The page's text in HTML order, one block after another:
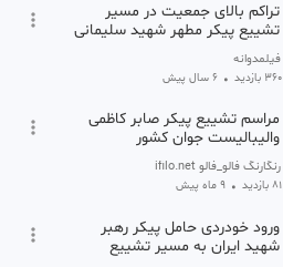
تراکم بالای جمعیت در مسیر
تشییع پیکر مطهر شهید سلیمانی
در مشهد
فیلمدوانه
360 بازدید • 6 سال پیش
مراسم تشییع پیکر صابر کاظمی
والیبالیست جوان کشور
رنگارنگ فالو_فالو ifilo.net
81 بازدید • 9 ماه پیش
ورود خودردی حامل پیکر رهبر
شهید ایران به مسیر تشییع